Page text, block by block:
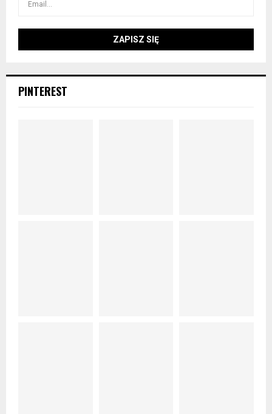
PINTEREST